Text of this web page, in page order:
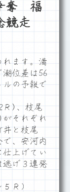
奪 福
競走
ます。満
位差は56
の予報で
)、枝尾
それぞれ
井と枝尾
、安河内
仕上げてい
逃げ３連発
Ｒ）